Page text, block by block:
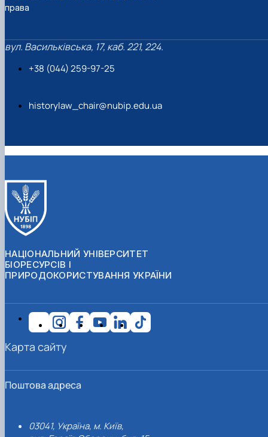
права
вул. Васильківська, 17, каб. 221, 224.
+38 (044) 259-97-25
historylaw_chair@nubip.edu.ua
НАЦІОНАЛЬНИЙ УНІВЕРСИТЕТ
БІОРЕСУРСІВ І
ПРИРОДОКОРИСТУВАННЯ УКРАЇНИ
Поштова адреса
03041, Україна, м. Київ,
Карта сайту